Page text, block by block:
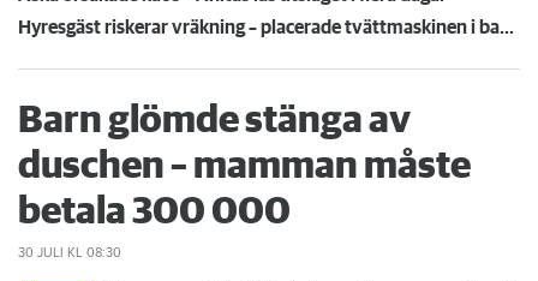
Hyresgäst riskerar vräkning – placerade tvättmaskinen i badkaret
Barn glömde stänga av
duschen – mamman måste
betala 300 000
30 JULI KL 08:30